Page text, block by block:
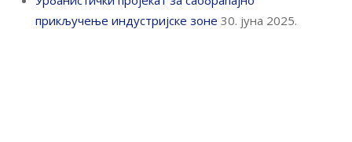
прикључење индустријске зоне 30. јуна 2025.